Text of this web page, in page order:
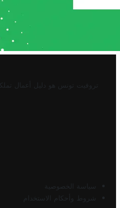
تروفيت تونس هو دليل أعمال
سياسة الخصوصية
شروط وأحكام الاستخدام